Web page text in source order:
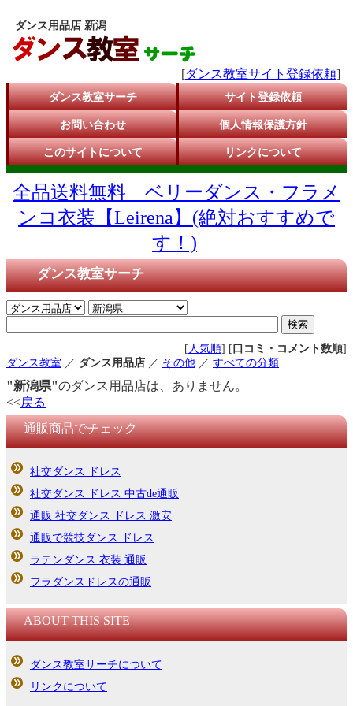
ダンス用品店 新潟
[ダンス教室サイト登録依頼]
ダンス教室サーチ サイト登録依頼
お問い合わせ 個人情報保護方針
このサイトについて リンクについて
全品送料無料 ベリーダンス・フラメ
ンコ衣装【Leirena】(絶対おすすめで
す！)
ダンス教室サーチ
[ 人気順] [ 口コミ・コメント数順]
ダンス教室 ／ ダンス用品店 ／ その他 ／ すべての分類
"新潟県"のダンス用品店は、ありません。
<<戻る
通販商品でチェック
社交ダンス ドレス
社交ダンス ドレス 中古de通販
通販 社交ダンス ドレス 激安
通販で競技ダンス ドレス
ラテンダンス 衣装 通販
フラダンスドレスの通販
ABOUT THIS SITE
ダンス教室サーチについて
リンクについて